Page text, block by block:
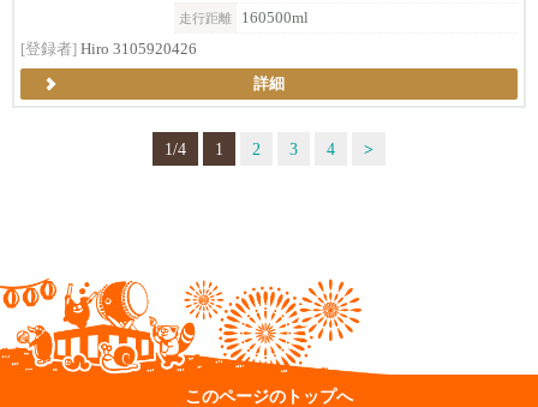
走行距離
160500ml
[登録者] Hiro 3105920426
詳細
1/4 1 2 3 4 >
このページのトップへ